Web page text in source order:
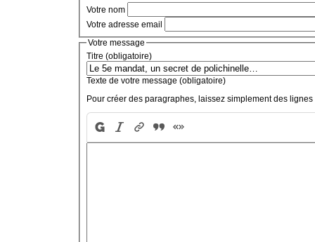
Votre nom
Votre adresse email
Votre message
Titre (obligatoire)
Texte de votre message (obligatoire)
Pour créer des paragraphes, laissez simplement des lignes